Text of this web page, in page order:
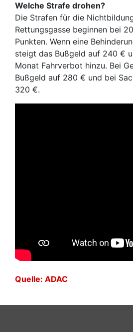
Welche Strafe drohen?
Die Strafen für die
Rettungsgasse beginnen bei
Punkten. Wenn eine
steigt das Bußgeld auf 240 €
Monat Fahrverbot hinzu. Bei
Bußgeld auf 280 € und bei
320 €.
Quelle: ADAC